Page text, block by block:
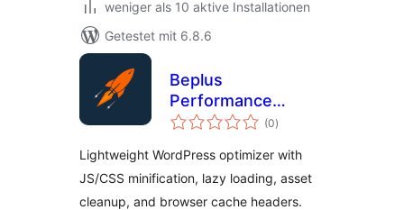
weniger als 10 aktive Installationen
Getestet mit 6.8.6
Beplus
Performance
Booster
(0Bewertungen
insgesamt
)
Lightweight WordPress optimizer with
JS/CSS minification, lazy loading, asset
cleanup, and browser cache headers.